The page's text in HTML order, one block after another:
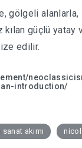
alanlarla,
kılan güçlü
edilir.
introduction/
akımı